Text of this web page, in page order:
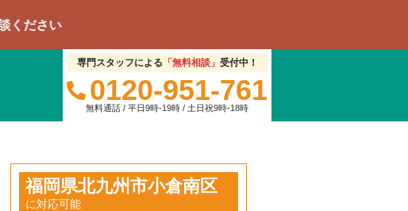
専門スタッフによる 「無料相談」 受付中！
0120-951-761
無料通話 / 平日9時-19時 / 土日祝9時-18時
福岡県北九州市小倉南区
に対応可能